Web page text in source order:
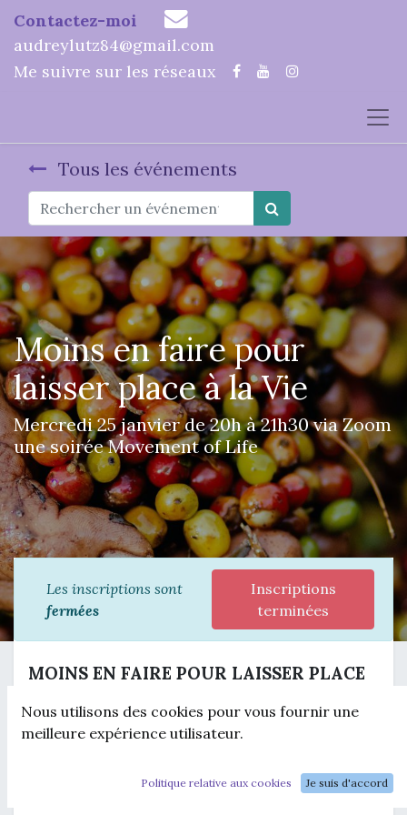
Contactez-moi
audreylutz84@gmail.com
Me suivre sur les réseaux
Tous les événements
Moins en faire pour
laisser place à la Vie
Mercredi 25 janvier de 20h à 21h30 via Zoom
une soirée Movement of Life
Les inscriptions sont
fermées
Inscriptions
terminées
MOINS EN FAIRE POUR LAISSER PLACE
Mercredi 25 janvier 20h 21h30 (14h 15h30
au Québec) via Zoom
Nous utilisons des cookies pour vous fournir une
meilleure expérience utilisateur.
Politique relative aux cookies Je suis d'accord